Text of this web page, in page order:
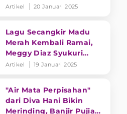
Takjub
Artikel 20 Januari 2025
Lagu Secangkir Madu
Merah Kembali Ramai,
Meggy Diaz Syukuri
Masih Eksis di Dunia
Artikel 19 Januari 2025
"Air Mata Perpisahan"
dari Diva Hani Bikin
Merinding, Banjir Pujian